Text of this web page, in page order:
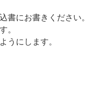
書にお書きください。
。
うにします。